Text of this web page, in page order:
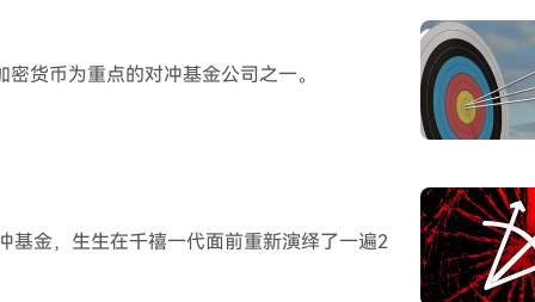
货币为重点的对冲基金公司之一。
基金，生生在千禧一代面前重新演绎了一遍2